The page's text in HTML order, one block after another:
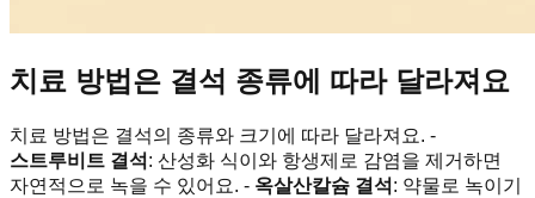
치료 방법은 결석 종류에 따라 달라져요
치료 방법은 결석의 종류와 크기에 따라 달라져요. -
스트루비트 결석 : 산성화 식이와 항생제로 감염을 제거하면
자연적으로 녹을 수 있어요. - 옥살산칼슘 결석 : 약물로 녹이기